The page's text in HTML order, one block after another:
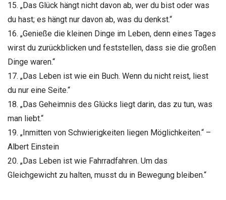
15. „Das Glück hängt nicht davon ab, wer du bist oder was
du hast; es hängt nur davon ab, was du denkst.“
16. „Genieße die kleinen Dinge im Leben, denn eines Tages
wirst du zurückblicken und feststellen, dass sie die großen
Dinge waren.“
17. „Das Leben ist wie ein Buch. Wenn du nicht reist, liest
du nur eine Seite.“
18. „Das Geheimnis des Glücks liegt darin, das zu tun, was
man liebt.“
19. „Inmitten von Schwierigkeiten liegen Möglichkeiten.“ –
Albert Einstein
20. „Das Leben ist wie Fahrradfahren. Um das
Gleichgewicht zu halten, musst du in Bewegung bleiben.“